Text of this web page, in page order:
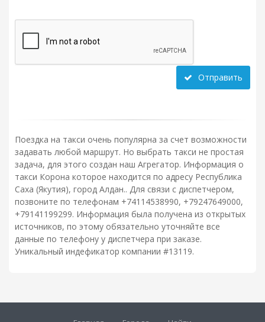
Отправить
Поездка на такси очень популярна за счет возможности
задавать любой маршрут. Но выбрать такси не простая
задача, для этого создан наш Агрегатор. Информация о
такси Корона которое находится по адресу Республика
Саха (Якутия), город Алдан.. Для связи с диспетчером,
позвоните по телефонам +74114538990, +79247649000,
+79141199299. Информация была получена из открытых
источников, по этому обязательно уточняйте все
данные по телефону у диспетчера при заказе.
Уникальный индефикатор компании #13119.